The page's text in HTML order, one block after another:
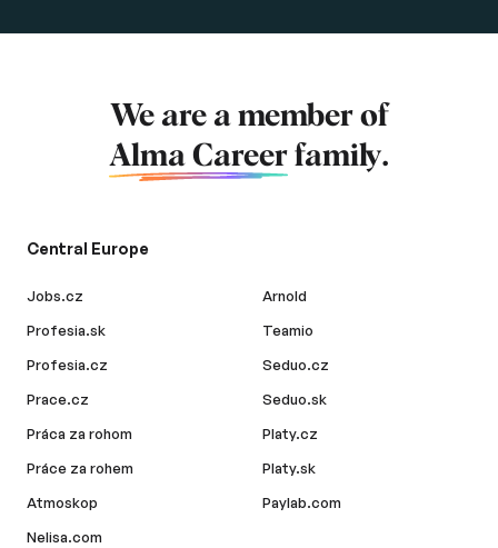
We are a member of
Alma Career family.
Central Europe
Jobs.cz
Profesia.sk
Profesia.cz
Prace.cz
Práca za rohom
Práce za rohem
Atmoskop
Nelisa.com
Arnold
Teamio
Seduo.cz
Seduo.sk
Platy.cz
Platy.sk
Paylab.com